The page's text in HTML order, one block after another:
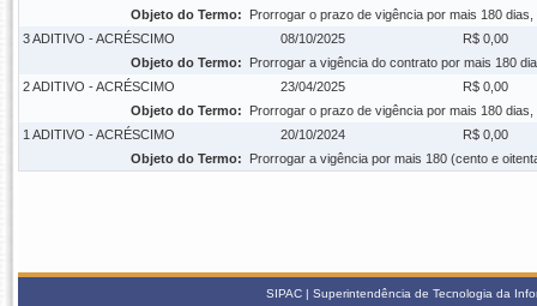
Objeto do Termo:
Prorrogar o prazo de vigência por mais 180
3 ADITIVO - ACRÉSCIMO
08/10/2025
R$ 0,00
Objeto do Termo:
Prorrogar a vigência do contrato por mais 180
2 ADITIVO - ACRÉSCIMO
23/04/2025
R$ 0,00
Objeto do Termo:
Prorrogar o prazo de vigência por mais 180
1 ADITIVO - ACRÉSCIMO
20/10/2024
R$ 0,00
Objeto do Termo:
Prorrogar a vigência por mais 180 (cento e
SIPAC | Superintendência de Tecnologia da